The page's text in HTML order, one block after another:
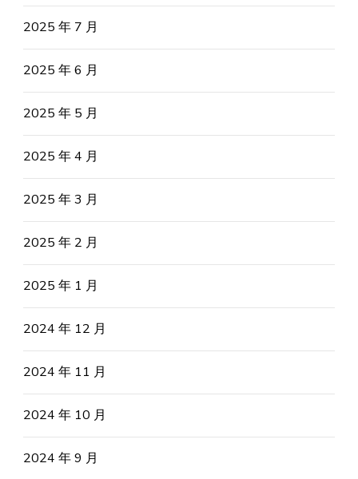
2025 年 7 月
2025 年 6 月
2025 年 5 月
2025 年 4 月
2025 年 3 月
2025 年 2 月
2025 年 1 月
2024 年 12 月
2024 年 11 月
2024 年 10 月
2024 年 9 月